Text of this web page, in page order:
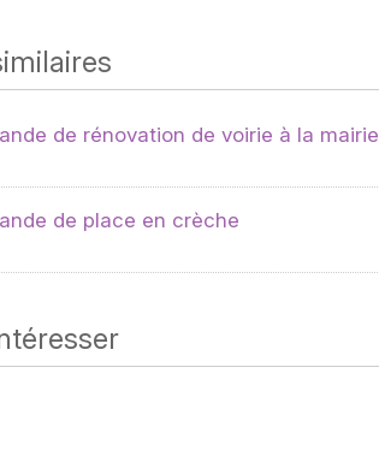
de rénovation de voirie à la mairie
de place en crèche